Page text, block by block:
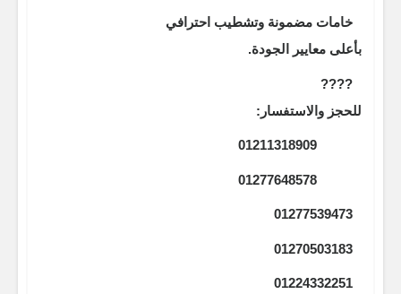
خامات مضمونة وتشطيب احترافي
بأعلى معايير الجودة.
????
للحجز والاستفسار:
01211318909
01277648578
01277539473
01270503183
01224332251